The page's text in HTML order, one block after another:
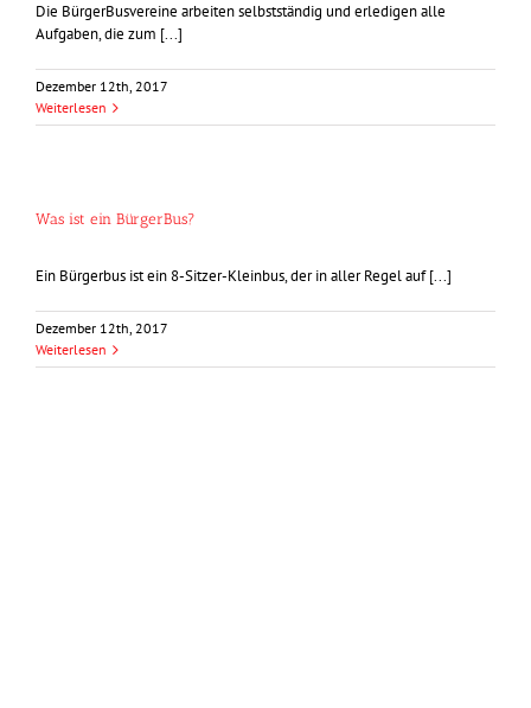
Die BürgerBusvereine arbeiten selbstständig und erledigen alle
Aufgaben, die zum [...]
Dezember 12th, 2017
Weiterlesen
Was ist ein BürgerBus?
Ein Bürgerbus ist ein 8-Sitzer-Kleinbus, der in aller Regel auf [...]
Dezember 12th, 2017
Weiterlesen